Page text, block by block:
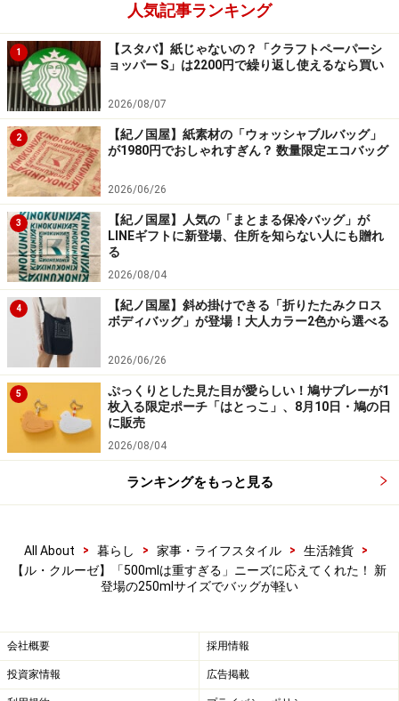
人気記事ランキング
1
【スタバ】紙じゃないの？「クラフトペーパーシ
ョッパー S」は2200円で繰り返し使えるなら買い
2026/08/07
2
【紀ノ国屋】紙素材の「ウォッシャブルバッグ」
が1980円でおしゃれすぎん？ 数量限定エコバッグ
2026/06/26
3
【紀ノ国屋】人気の「まとまる保冷バッグ」が
LINEギフトに新登場、住所を知らない人にも贈れ
る
2026/08/04
4
【紀ノ国屋】斜め掛けできる「折りたたみクロス
ボディバッグ」が登場！大人カラー2色から選べる
2026/06/26
5
ぷっくりとした見た目が愛らしい！鳩サブレーが1
枚入る限定ポーチ「はとっこ」、8月10日・鳩の日
に販売
2026/08/04
ランキングをもっと見る
All About > 暮らし > 家事・ライフスタイル > 生活雑貨
>
【ル・クルーゼ】「500mlは重すぎる」ニーズに応えてくれた！ 新
登場の250mlサイズでバッグが軽い
会社概要 採用情報
投資家情報 広告掲載